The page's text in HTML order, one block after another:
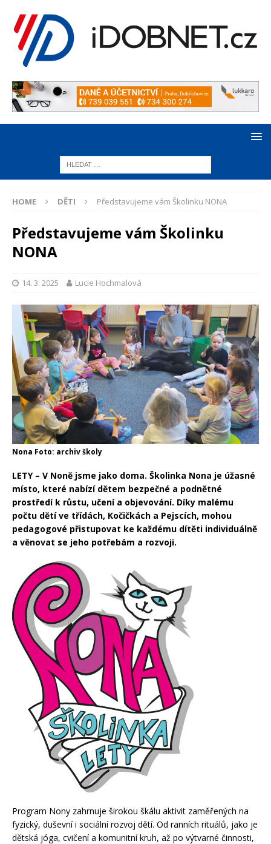
HOME DĚTI Představujeme vám Školinku NONA
Představujeme vám Školinku
NONA
14. 3. 2025 Lucie Hochmalová
Nona Foto: archiv školy
LETY – V Noně jsme jako doma. Školinka Nona je úžasné
místo, které nabízí dětem bezpečné a podnětné
prostředí k růstu, učení a objevování. Díky malému
počtu dětí ve třídách, Kočičkách a Pejscích, mohou
pedagogové přistupovat ke každému dítěti individuálně
a věnovat se jeho potřebám a rozvoji.
Program Nony zahrnuje širokou škálu aktivit zaměřených na
fyzický, duševní i sociální rozvoj dětí. Od ranních rituálů, jako je
dětská jóga, cvičení a komunitní kruh, až po výtvarné činnosti,